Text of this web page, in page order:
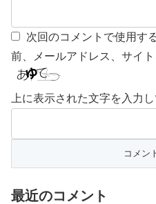
次回のコメントで使用す
前、メールアドレス、サイト
上に表示された文字を入力し
最近のコメント